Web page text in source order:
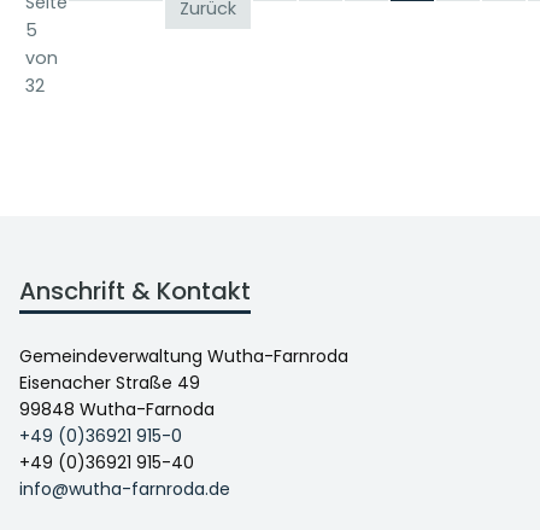
5
von
32
Zurück
Anschrift & Kontakt
Gemeindeverwaltung Wutha-Farnroda
Eisenacher Straße 49
99848 Wutha-Farnoda
+49 (0)36921 915-0
+49 (0)36921 915-40
info@wutha-farnroda.de